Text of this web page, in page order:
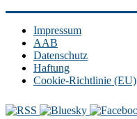
Impressum
AAB
Datenschutz
Haftung
Cookie-Richtlinie (EU)